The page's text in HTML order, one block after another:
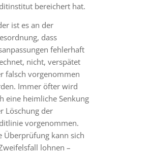
bereichert hat.
ist es an der
dass
fehlerhaft
nicht, verspätet
falsch vorgenommen
Immer öfter wird
eine heimliche Senkung
Löschung der
vorgenommen.
Überprüfung kann sich
lohnen –